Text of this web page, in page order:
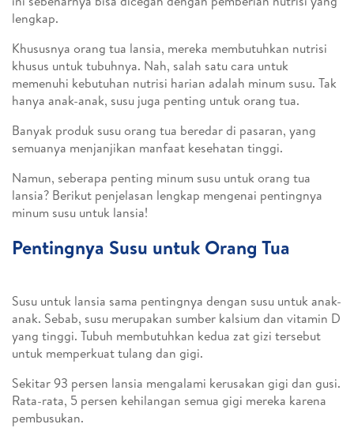
lengkap.
Khususnya orang tua lansia, mereka membutuhkan nutrisi
khusus untuk tubuhnya. Nah, salah satu cara untuk
memenuhi kebutuhan nutrisi harian adalah minum susu. Tak
hanya anak-anak, susu juga penting untuk orang tua.
Banyak produk susu orang tua beredar di pasaran, yang
semuanya menjanjikan manfaat kesehatan tinggi.
Namun, seberapa penting minum susu untuk orang tua
lansia? Berikut penjelasan lengkap mengenai pentingnya
minum susu untuk lansia!
Pentingnya Susu untuk Orang Tua
Susu untuk lansia sama pentingnya dengan susu untuk anak-
anak. Sebab, susu merupakan sumber kalsium dan vitamin D
yang tinggi. Tubuh membutuhkan kedua zat gizi tersebut
untuk memperkuat tulang dan gigi.
Sekitar 93 persen lansia mengalami kerusakan gigi dan gusi.
Rata-rata, 5 persen kehilangan semua gigi mereka karena
pembusukan.